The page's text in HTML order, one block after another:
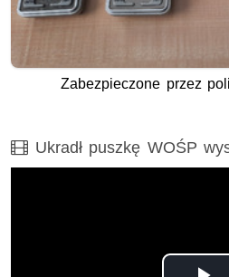
Zabezpieczone przez
Film
Ukradł puszkę WOŚP